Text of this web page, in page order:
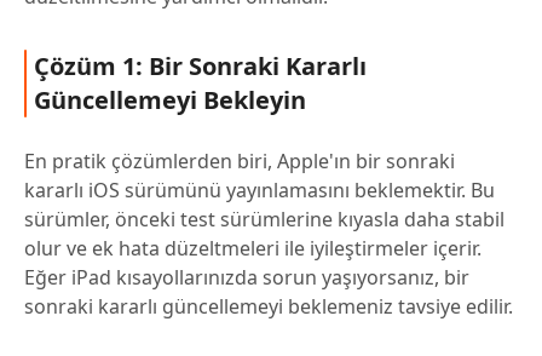
Çözüm 1: Bir Sonraki Kararlı
Güncellemeyi Bekleyin
En pratik çözümlerden biri, Apple'ın bir sonraki
kararlı iOS sürümünü yayınlamasını beklemektir. Bu
sürümler, önceki test sürümlerine kıyasla daha stabil
olur ve ek hata düzeltmeleri ile iyileştirmeler içerir.
Eğer iPad kısayollarınızda sorun yaşıyorsanız, bir
sonraki kararlı güncellemeyi beklemeniz tavsiye edilir.